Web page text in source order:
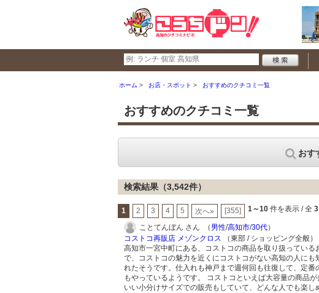
ホーム お店・スポット おすすめのクチコミ一覧
おすすめのクチコミ一覧
おす
検索結果（3,542件）
1 2 3 4 5 次へ» [355] 1～10 件を表示 / 全
ことてんぼん さん （ 男性/高知市/30代）
コストコ再販店 メゾンクロス （東部 / ショッピング全般）
高知市一宮中町にある、コストコの商品を取り扱ってい
で、コストコの魅力を近くにコストコがない高知の人に
れたそうです。仕入れも神戸まで週何回も往復して、定
もやっているようです。 コストコといえば大容量の商品
いい小分けサイズでの販売もしていて、どんな人でも楽し